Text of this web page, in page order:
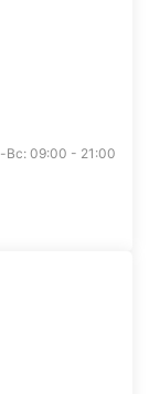
Вс: 09:00 - 21:00